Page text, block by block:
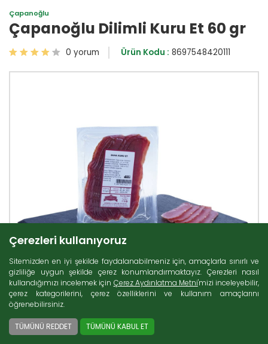
Çapanoğlu
Çapanoğlu Dilimli Kuru Et 60 gr
0 yorum Ürün Kodu : 8697548420111
Çerezleri kullanıyoruz
Sitemizden en iyi şekilde faydalanabilmeniz için, amaçlarla sınırlı ve
gizliliğe uygun şekilde çerez konumlandırmaktayız. Çerezleri nasıl
kullandığımızı incelemek için Çerez Aydınlatma Metni'mizi inceleyebilir,
çerez kategorilerini, çerez özelliklerini ve kullanım amaçlarını
öğrenebilirsiniz.
TÜMÜNÜ REDDET TÜMÜNÜ KABUL ET